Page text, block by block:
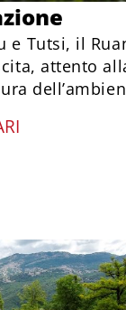
e Tutsi, il
attento